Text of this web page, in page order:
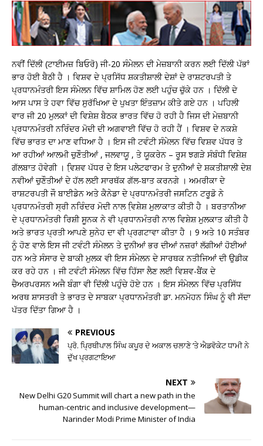
ਨਵੀਂ ਦਿੱਲੀ (ਟਾਈਮਜ਼ ਬਿਓਰੋ) ਜੀ-20 ਸੰਮੇਲਨ ਦੀ ਮੇਜ਼ਬਾਨੀ ਕਰਨ ਲਈ ਦਿੱਲੀ ਪੱਭਾਂ
ਭਾਰ ਹੋਈ ਬੈਠੀ ਹੈ । ਵਿਸ਼ਵ ਦੇ ਪ੍ਰਸਿੱਧ ਸ਼ਕਤੀਸ਼ਾਲੀ ਦੇਸ਼ਾਂ ਦੇ ਰਾਸ਼ਟਰਪਤੀ ਤੇ
ਪ੍ਰਧਾਨਮੰਤਰੀ ਇਸ ਸੰਮੇਲਨ ਵਿੱਚ ਸ਼ਾਮਿਲ ਹੋਣ ਲਈ ਪਹੁੰਚ ਚੁੱਕੇ ਹਨ । ਦਿੱਲੀ ਦੇ
ਆਸ ਪਾਸ ਤੇ ਹਵਾ ਵਿੱਚ ਸੁਰੱਖਿਆ ਦੇ ਪੁਖਤਾ ਇੰਤਜ਼ਾਮ ਕੀਤੇ ਗਏ ਹਨ । ਪਹਿਲੀ
ਵਾਰ ਜੀ 20 ਮੁਲਕਾਂ ਦੀ ਵਿਸ਼ੇਸ਼ ਬੈਠਕ ਭਾਰਤ ਵਿੱਚ ਹੋ ਰਹੀ ਹੈ ਜਿਸ ਦੀ ਮੇਜ਼ਬਾਨੀ
ਪ੍ਰਧਾਨਮੰਤਰੀ ਨਰਿੰਦਰ ਮੋਦੀ ਦੀ ਅਗਵਾਈ ਵਿੱਚ ਹੋ ਰਹੀ ਹੈਂ । ਵਿਸ਼ਵ ਦੇ ਨਕਸ਼ੇ
ਵਿੱਚ ਭਾਰਤ ਦਾ ਮਾਣ ਵਧਿਆ ਹੈ । ਇਸ ਜੀ ਟਵੰਟੀ ਸੰਮੇਲਨ ਵਿੱਚ ਵਿਸ਼ਵ ਪੱਧਰ ਤੇ
ਆ ਰਹੀਆਂ ਆਲਮੀ ਚੁਣੌਤੀਆਂ , ਜਲਵਾਯੂ , ਤੇ ਯੂਕਰੇਨ – ਰੂਸ ਝਗੜੇ ਸੰਬੰਧੀ ਵਿਸ਼ੇਸ਼
ਗੱਲਬਾਤ ਹੋਵੇਗੀ । ਵਿ਼ਸ਼ਵ ਪੱਧਰ ਦੇ ਇਸ ਪਲੇਟਫਾਰਮ ਤੇ ਦੁਨੀਆਂ ਦੇ ਸ਼ਕਤੀਸ਼ਾਲੀ ਦੇਸ਼
ਨਵੀਆਂ ਚੁਣੌਤੀਆਂ ਦੇ ਹੱਲ ਲਈ ਸਾਰਥੱਕ ਗੱਲ-ਬਾਤ ਕਰਨਗੇ । ਅਮਰੀਕਾ ਦੇ
ਰਾਸ਼ਟਰਪਤੀ ਜੌ ਬਾਈਡੇਨ ਅਤੇ ਕੈਨੇਡਾ ਦੇ ਪ੍ਰਧਾਨਮੰਤਰੀ ਜਸਟਿਨ ਟਰੂਡੋ ਨੇ
ਪ੍ਰਧਾਨਮੰਤਰੀ ਸ੍ਰੀ ਨਰਿੰਦਰ ਮੋਦੀ ਨਾਲ ਵਿ਼ਸ਼ੇਸ਼ ਮੁਲਾਕਾਤ ਕੀਤੀ ਹੈ । ਬਰਤਾਨੀਆ
ਦੇ ਪ੍ਰਧਾਨਮੰਤਰੀ ਰਿਸ਼ੀ ਸੂਨਕ ਨੇ ਵੀ ਪ੍ਰਧਾਨਮੰਤਰੀ ਨਾਲ ਵਿਸ਼ੇਸ਼ ਮੁਲਕਾਤ ਕੀਤੀ ਹੈ
ਅਤੇ ਭਾਰਤ ਪ੍ਰਤੀ ਆਪਣੇ ਸੁਨੇਹ ਦਾ ਵੀ ਪ੍ਰਗਟਾਵਾ ਕੀਤਾ ਹੈ । 9 ਅਤੇ 10 ਸਤੰਬਰ
ਨੂੰ ਹੋਣ ਵਾਲੇ ਇਸ ਜੀ ਟਵੰਟੀ ਸੰਮੇਲਨ ਤੇ ਦੁਨੀਆਂ ਭਰ ਦੀਆਂ ਨਜ਼ਰਾਂ ਲੱਗੀਆਂ ਹੋਈਆਂ
ਹਨ ਅਤੇ ਸੰਸਾਰ ਦੇ ਬਾਕੀ ਮੁਲਕ ਵੀ ਇਸ ਸੰਮੇਲਨ ਦੇ ਸਾਰਥਕ ਨਤੀਜਿਆਂ ਦੀ ਉਡੀਕ
ਕਰ ਰਹੇ ਹਨ । ਜੀ ਟਵੰਟੀ ਸੰਮੇਲਨ ਵਿੱਚ ਹਿੱਸਾ ਲੈਣ ਲਈ ਵਿਸ਼ਵ-ਬੈਂਕ ਦੇ
ਚੈਅਰਪਰਸਨ ਅਜੈ ਬੰਗਾ ਵੀ ਦਿੱਲੀ ਪਹੁੰਚੇ ਹੋਏ ਹਨ । ਇਸ ਸੰਮੇਲਨ ਵਿੱਚ ਪ੍ਰਸਿੱਧ
ਅਰਥ ਸ਼ਾਸਤਰੀ ਤੇ ਭਾਰਤ ਦੇ ਸਾਬਕਾ ਪ੍ਰਧਾਨਮੰਤਰੀ ਡਾ. ਮਨਮੋਹਨ ਸਿੰਘ ਨੂੰ ਵੀ ਸੱਦਾ
ਪੱਤਰ ਦਿੱਤਾ ਗਿਆ ਹੈ ।
PREVIOUS
ਪ੍ਰੋ. ਪ੍ਰਿਥੀਪਾਲ ਸਿੰਘ ਕਪੂਰ ਦੇ ਅਕਾਲ ਚਲਾਣੇ ’ਤੇ ਐਡਵੋਕੇਟ ਧਾਮੀ ਨੇ
ਦੁੱਖ ਪ੍ਰਗਟਾਇਆ
NEXT
New Delhi G20 Summit will chart a new path in the
human-centric and inclusive development—
Narinder Modi Prime Minister of India